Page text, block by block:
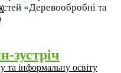
інформальну освіту
«Деревообробні та
зустріч